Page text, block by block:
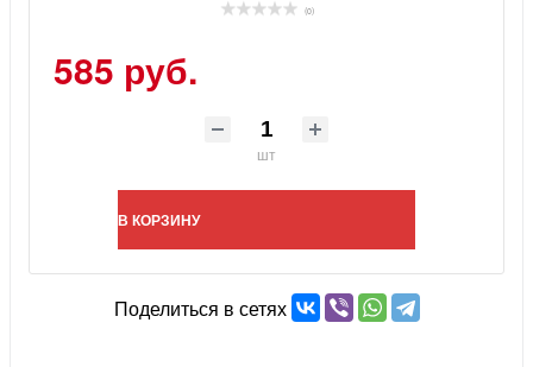
(0)
585 руб.
шт
В КОРЗИНУ
Поделиться в сетях